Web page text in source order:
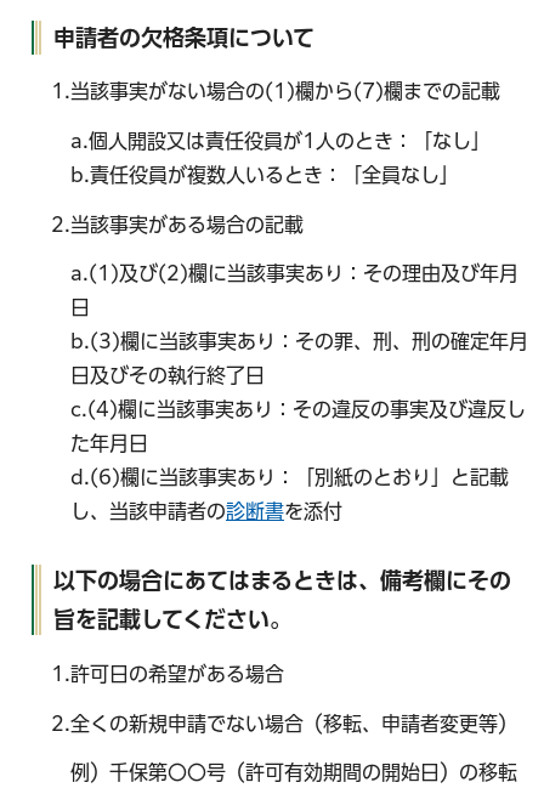
申請者の欠格条項について
1.当該事実がない場合の(1)欄から(7)欄までの記載
a.個人開設又は責任役員が1人のとき：「なし」
b.責任役員が複数人いるとき：「全員なし」
2.当該事実がある場合の記載
a.(1)及び(2)欄に当該事実あり：その理由及び年月
日
b.(3)欄に当該事実あり：その罪、刑、刑の確定年月
日及びその執行終了日
c.(4)欄に当該事実あり：その違反の事実及び違反し
た年月日
d.(6)欄に当該事実あり：「別紙のとおり」と記載
し、当該申請者の診断書を添付
以下の場合にあてはまるときは、備考欄にその
旨を記載してください。
1.許可日の希望がある場合
2.全くの新規申請でない場合（移転、申請者変更等）
例）千保第〇〇号（許可有効期間の開始日）の移転